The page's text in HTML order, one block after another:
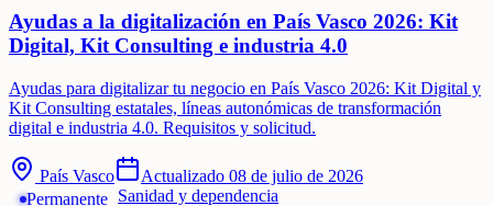
Ayudas a la digitalización en País Vasco 2026: Kit
Digital, Kit Consulting e industria 4.0
Ayudas para digitalizar tu negocio en País Vasco 2026: Kit Digital y
Kit Consulting estatales, líneas autonómicas de transformación
digital e industria 4.0. Requisitos y solicitud.
País Vasco Actualizado 08 de julio de 2026
Permanente
Sanidad y dependencia